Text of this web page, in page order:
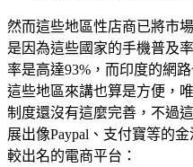
然而這些地區性店商已將市
是因為這些國家的手機普及
率是高達93% ，而印度的網
這些地區來講也算是方便，
制度還沒有這麼完善，不過
展出像Paypal 、支付寶等的
較出名的電商平台：